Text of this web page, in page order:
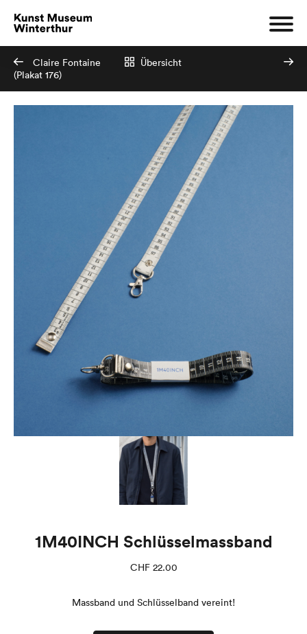
Claire Fontaine
(Plakat 176)
Übersicht
1M40INCH Schlüsselmassband
CHF22.00
Massband und Schlüsselband vereint!